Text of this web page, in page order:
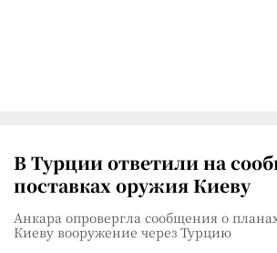
В Турции ответили на
поставках оружия Киеву
Анкара опровергла сообщения о
Киеву вооружение через Турцию